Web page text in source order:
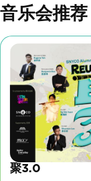
音乐会推荐
聚3.0